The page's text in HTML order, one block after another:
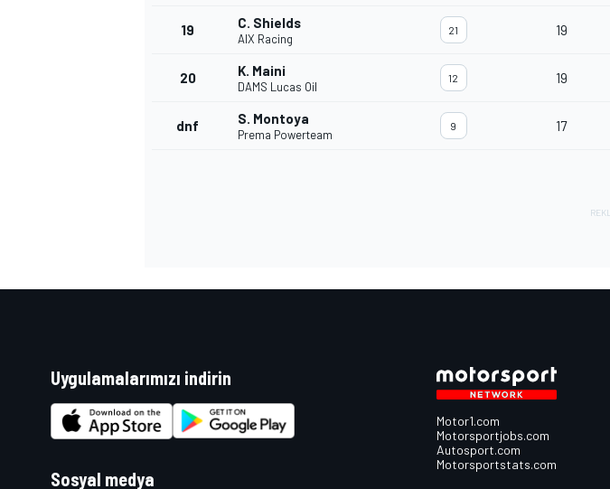
19 C. Shields
AIX Racing
21 19
20 K. Maini
DAMS Lucas Oil
12 19
dnf S. Montoya
Prema Powerteam
9 17
Uygulamalarımızı indirin
Sosyal medya
Motor1.com
Motorsportjobs.com
Autosport.com
Motorsportstats.com